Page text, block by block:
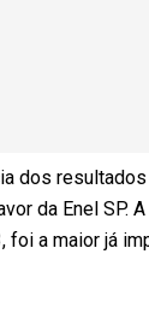
dos
da Enel SP.
foi a maior já